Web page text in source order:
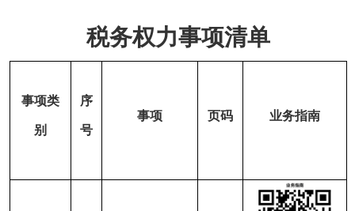
税务权力事项清单
事项类
别
序
号
事项 页码 业务指南